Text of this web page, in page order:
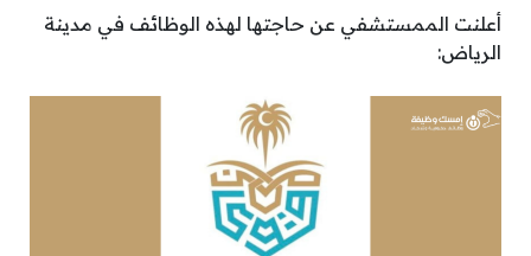
أعلنت الممستشفي عن حاجتها لهذه الوظائف في مدينة
الرياض: